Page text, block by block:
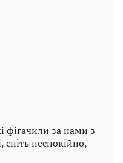
фігачили за нами з
спіть неспокійно,